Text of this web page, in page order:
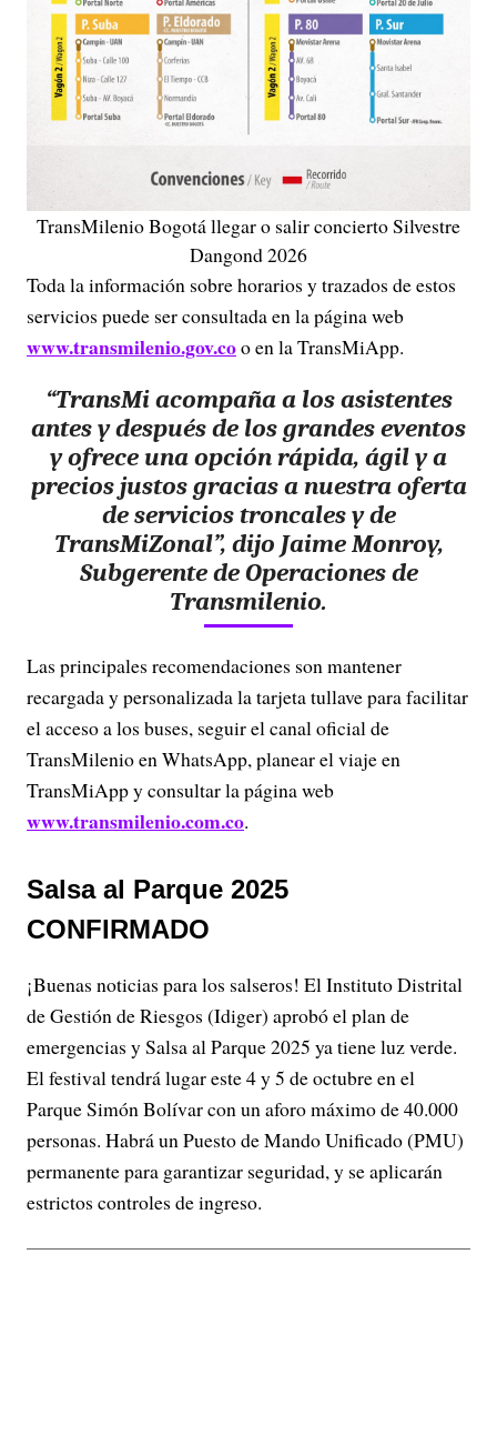
TransMilenio Bogotá llegar o salir concierto Silvestre
Dangond 2026
Toda la información sobre horarios y trazados de estos
servicios puede ser consultada en la página web
www.transmilenio.gov.coo en la TransMiApp.
“TransMi acompaña a los asistentes
antes y después de los grandes eventos
y ofrece una opción rápida, ágil y a
precios justos gracias a nuestra oferta
de servicios troncales y de
TransMiZonal”, dijo Jaime Monroy,
Subgerente de Operaciones de
Transmilenio.
Las principales recomendaciones son mantener
recargada y personalizada la tarjeta tullave para facilitar
el acceso a los buses, seguir el canal oficial de
TransMilenio en WhatsApp, planear el viaje en
TransMiApp y consultar la página web
www.transmilenio.com.co.
Salsa al Parque 2025
CONFIRMADO
¡Buenas noticias para los salseros! El Instituto Distrital
de Gestión de Riesgos (Idiger) aprobó el plan de
emergencias y Salsa al Parque 2025 ya tiene luz verde.
El festival tendrá lugar este 4 y 5 de octubre en el
Parque Simón Bolívar con un aforo máximo de 40.000
personas. Habrá un Puesto de Mando Unificado (PMU)
permanente para garantizar seguridad, y se aplicarán
estrictos controles de ingreso.